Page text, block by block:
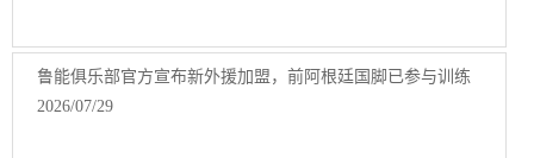
鲁能俱乐部官方宣布新外援加盟，前阿根廷国脚已参与训练
2026/07/29